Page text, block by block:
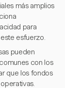
más amplios
para
esfuerzo.
pueden
con los
que los fondos